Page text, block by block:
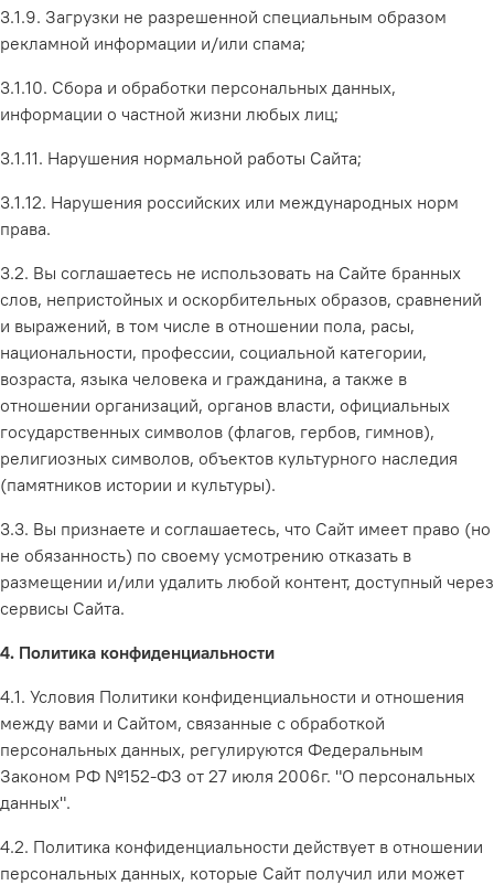
3.1.9. Загрузки не разрешенной специальным образом
рекламной информации и/или спама;
3.1.10. Сбора и обработки персональных данных,
информации о частной жизни любых лиц;
3.1.11. Нарушения нормальной работы Сайта;
3.1.12. Нарушения российских или международных норм
права.
3.2. Вы соглашаетесь не использовать на Сайте бранных
слов, непристойных и оскорбительных образов, сравнений
и выражений, в том числе в отношении пола, расы,
национальности, профессии, социальной категории,
возраста, языка человека и гражданина, а также в
отношении организаций, органов власти, официальных
государственных символов (флагов, гербов, гимнов),
религиозных символов, объектов культурного наследия
(памятников истории и культуры).
3.3. Вы признаете и соглашаетесь, что Сайт имеет право (но
не обязанность) по своему усмотрению отказать в
размещении и/или удалить любой контент, доступный через
сервисы Сайта.
4. Политика конфиденциальности
4.1. Условия Политики конфиденциальности и отношения
между вами и Сайтом, связанные с обработкой
персональных данных, регулируются Федеральным
Законом РФ №152-ФЗ от 27 июля 2006г. "О персональных
данных".
4.2. Политика конфиденциальности действует в отношении
персональных данных, которые Сайт получил или может